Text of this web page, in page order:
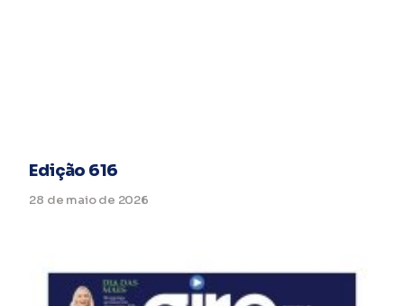
Edição 616
28 de maio de 2026